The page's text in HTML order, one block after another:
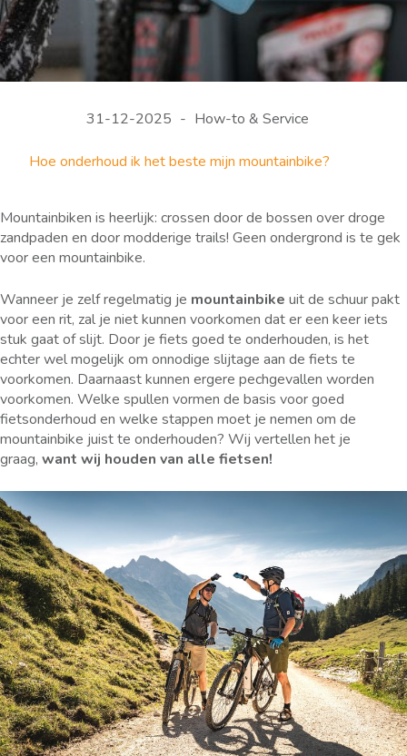
31-12-2025 How-to & Service
Hoe onderhoud ik het beste mijn mountainbike?
Mountainbiken is heerlijk: crossen door de bossen over droge
zandpaden en door modderige trails! Geen ondergrond is te gek
voor een mountainbike.
Wanneer je zelf regelmatig je mountainbike uit de schuur pakt
voor een rit, zal je niet kunnen voorkomen dat er een keer iets
stuk gaat of slijt. Door je fiets goed te onderhouden, is het
echter wel mogelijk om onnodige slijtage aan de fiets te
voorkomen. Daarnaast kunnen ergere pechgevallen worden
voorkomen. Welke spullen vormen de basis voor goed
fietsonderhoud en welke stappen moet je nemen om de
mountainbike juist te onderhouden? Wij vertellen het je
graag, want wij houden van alle fietsen!